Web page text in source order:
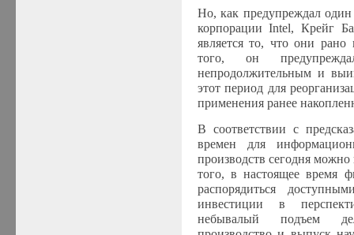
Но, как предупреждал
корпорацииIntel, Крейг
является то, что они
того, он
непродолжительным и
этот период для
применения ранее
В соответствии с
времен для
производств сегодня
того, в настоящее время
распорядиться
инвестиции в
небывалый подъем